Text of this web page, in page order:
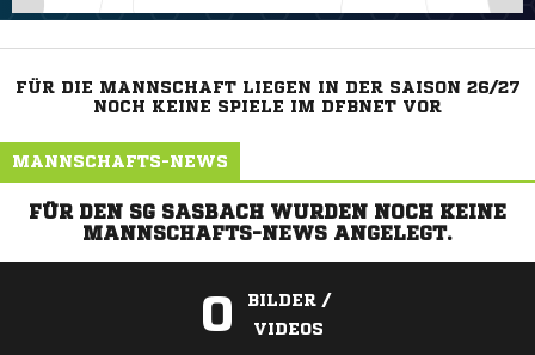
FÜR DIE MANNSCHAFT LIEGEN IN DER SAISON 26/27
NOCH KEINE SPIELE IM DFBNET VOR
MANNSCHAFTS-NEWS
FÜR DEN SG SASBACH WURDEN NOCH KEINE
MANNSCHAFTS-NEWS ANGELEGT.
0
BILDER /
VIDEOS